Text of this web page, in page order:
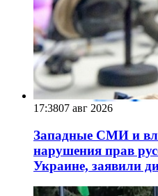
17:3807 авг 2026
Западные СМИ и
нарушения прав
Украине, заявили